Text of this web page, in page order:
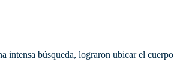
intensa búsqueda, lograron ubicar el cuerpo